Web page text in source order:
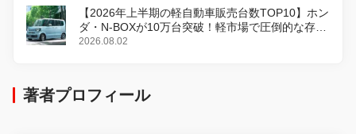
【2026年上半期の軽自動車販売台数TOP10】ホン
ダ・N-BOXが10万台突破！軽市場で圧倒的な存在
感
2026.08.02
著者プロフィール